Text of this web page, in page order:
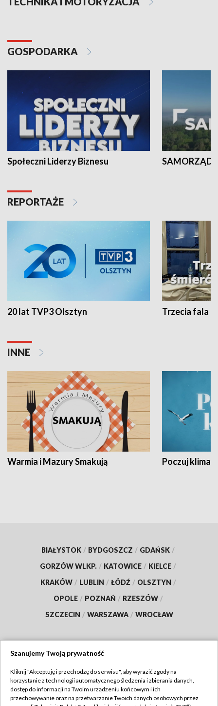
GOSPODARKA
Społeczni Liderzy Biznesu SAMORZĄD
REPORTAŻE
20 lat TVP3 Olsztyn Trzecia fala -
INNE
Warmia i Mazury Smakują Poczuj klimat
BIAŁYSTOK / BYDGOSZCZ / GDAŃSK /
GORZÓW WLKP. / KATOWICE / KIELCE /
KRAKÓW / LUBLIN / ŁÓDŹ / OLSZTYN /
OPOLE / POZNAŃ / RZESZÓW /
SZCZECIN / WARSZAWA / WROCŁAW
TVP
Abonament TVP
Regulamin TVP
Szanujemy Twoją prywatność
Kliknij "Akceptuję i przechodzę do serwisu", aby wyrazić zgody na
korzystanie z technologii automatycznego śledzenia i zbierania danych,
dostęp do informacji na Twoim urządzeniu końcowym i ich
przechowywanie oraz na przetwarzanie Twoich danych osobowych przez